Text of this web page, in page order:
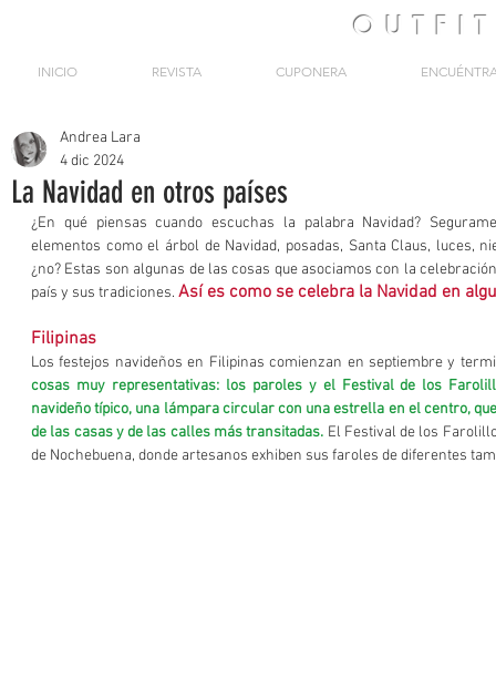
OUTFIT
INICIO REVISTA CUPONERA
La Navidad en otros países
Andrea Lara
4 dic 2024
¿En qué piensas cuando escuchas la palabra Navidad?
elementos como el árbol de Navidad, posadas, Santa Claus, luces,
¿no? Estas son algunas de las cosas que asociamos con la
país y sus tradiciones. Así es como se celebra la Navidad en
Filipinas
Los festejos navideños en Filipinas comienzan en septiembre y
cosas muy representativas: los paroles y el Festival de los
navideño típico, una lámpara circular con una estrella en el centro,
de las casas y de las calles más transitadas. El Festival de los
de Nochebuena, donde artesanos exhiben sus faroles de diferentes